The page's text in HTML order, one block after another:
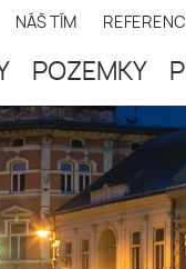
NÁŠ TÍM
POZEMKY